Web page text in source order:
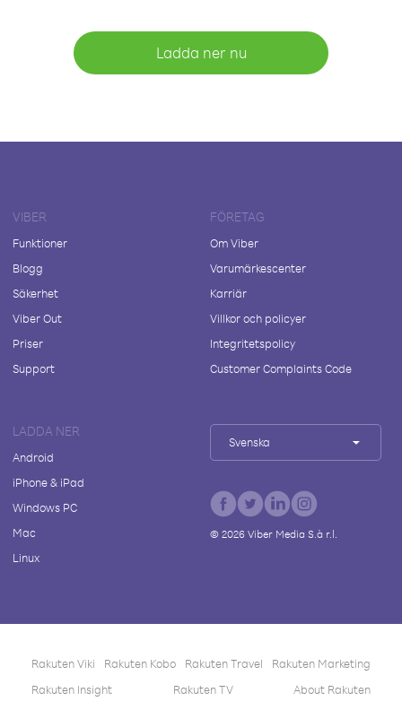
Ladda ner nu
VIBER
Funktioner
Blogg
Säkerhet
Viber Out
Priser
Support
FÖRETAG
Om Viber
Varumärkescenter
Karriär
Villkor och policyer
Integritetspolicy
Customer Complaints Code
LADDA NER
Android
iPhone & iPad
Windows PC
Mac
Linux
Svenska
© 2026Viber Media S.à r.l.
Rakuten Viki Rakuten Kobo Rakuten Travel
Rakuten Marketing
Rakuten Insight
Rakuten TV About Rakuten